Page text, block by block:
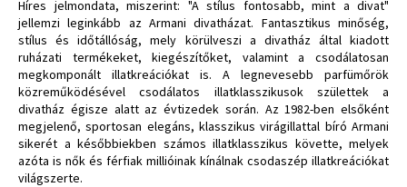
Híres jelmondata, miszerint: "A stílus fontosabb, mint a divat"
jellemzi leginkább az Armani divatházat. Fantasztikus minőség,
stílus és időtállóság, mely körülveszi a divatház által kiadott
ruházati termékeket, kiegészítőket, valamint a csodálatosan
megkomponált illatkreációkat is. A legnevesebb parfümőrök
közreműködésével csodálatos illatklasszikusok születtek a
divatház égisze alatt az évtizedek során. Az 1982-ben elsőként
megjelenő, sportosan elegáns, klasszikus virágillattal bíró Armani
sikerét a későbbiekben számos illatklasszikus követte, melyek
azóta is nők és férfiak millióinak kínálnak csodaszép illatkreációkat
világszerte.